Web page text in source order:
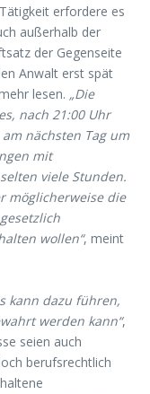
erfordere es
außerhalb der
der Gegenseite
Anwalt erst spät
lesen. „Die
nach 21:00 Uhr
nächsten Tag um
mit
viele Stunden.
möglicherweise die
wollen“, meint
kann dazu führen,
werden kann“,
seien auch
berufsrechtlich